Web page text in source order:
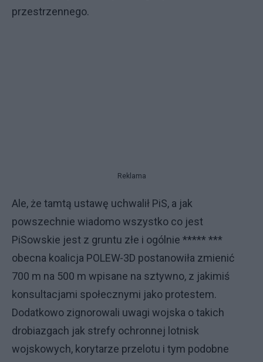
przestrzennego.
Reklama
Ale, że tamtą ustawę uchwalił PiS, a jak
powszechnie wiadomo wszystko co jest
PiSowskie jest z gruntu złe i ogólnie ***** ***
obecna koalicja POLEW-3D postanowiła zmienić
700 m na 500 m wpisane na sztywno, z jakimiś
konsultacjami społecznymi jako protestem.
Dodatkowo zignorowali uwagi wojska o takich
drobiazgach jak strefy ochronnej lotnisk
wojskowych, korytarze przelotu i tym podobne